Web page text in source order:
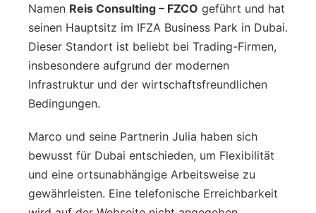
Namen Reis Consulting – FZCO geführt und hat
seinen Hauptsitz im IFZA Business Park in Dubai.
Dieser Standort ist beliebt bei Trading-Firmen,
insbesondere aufgrund der modernen
Infrastruktur und der wirtschaftsfreundlichen
Bedingungen.
Marco und seine Partnerin Julia haben sich
bewusst für Dubai entschieden, um Flexibilität
und eine ortsunabhängige Arbeitsweise zu
gewährleisten. Eine telefonische Erreichbarkeit